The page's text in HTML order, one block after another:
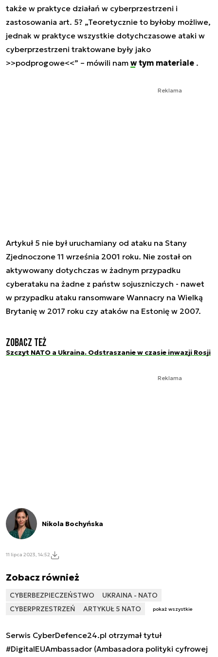
także w praktyce działań w cyberprzestrzeni i
zastosowania art. 5? „Teoretycznie to byłoby możliwe,
jednak w praktyce wszystkie dotychczasowe ataki w
cyberprzestrzeni traktowane były jako
>>podprogowe<<” – mówili nam w tym materiale .
Reklama
Artykuł 5 nie był uruchamiany od ataku na Stany
Zjednoczone 11 września 2001 roku. Nie został on
aktywowany dotychczas w żadnym przypadku
cyberataku na żadne z państw sojuszniczych - nawet
w przypadku ataku ransomware Wannacry na Wielką
Brytanię w 2017 roku czy ataków na Estonię w 2007.
Zobacz też
Szczyt NATO a Ukraina. Odstraszanie w czasie inwazji Rosji
Reklama
Nikola Bochyńska
11 lipca 2023, 14:52
Zobacz również
CYBERBEZPIECZEŃSTWO
UKRAINA - NATO
CYBERPRZESTRZEŃ
ARTYKUŁ 5 NATO pokaż wszystkie
Serwis CyberDefence24.pl otrzymał tytuł
#DigitalEUAmbassador (Ambasadora polityki cyfrowej